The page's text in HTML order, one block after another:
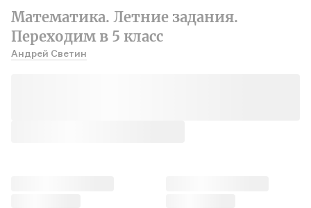
Математика. Летние задания.
Переходим в 5 класс
Андрей Светин